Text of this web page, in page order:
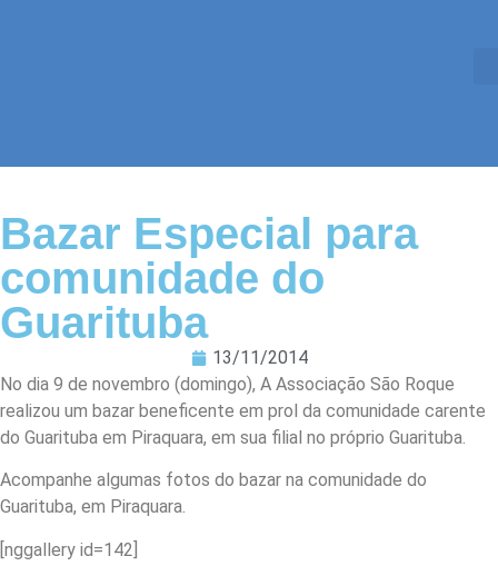
Bazar Especial para
comunidade do
Guarituba
13/11/2014
No dia 9 de novembro (domingo), A Associação São Roque
realizou um bazar beneficente em prol da comunidade carente
do Guarituba em Piraquara, em sua filial no próprio Guarituba.
Acompanhe algumas fotos do bazar na comunidade do
Guarituba, em Piraquara.
[nggallery id=142]